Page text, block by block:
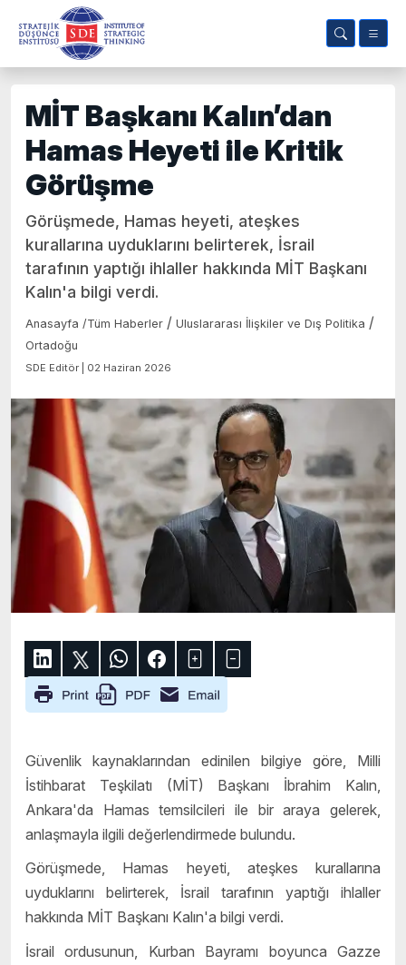
MİT Başkanı Kalın’dan
Hamas Heyeti ile Kritik
Görüşme
Görüşmede, Hamas heyeti, ateşkes
kurallarına uyduklarını belirterek, İsrail
tarafının yaptığı ihlaller hakkında MİT Başkanı
Kalın'a bilgi verdi.
Anasayfa /Tüm Haberler / Uluslararası İlişkiler ve Dış Politika /
Ortadoğu
SDE Editör | 02 Haziran 2026
Güvenlik kaynaklarından edinilen bilgiye göre, Milli
İstihbarat Teşkilatı (MİT) Başkanı İbrahim Kalın,
Ankara'da Hamas temsilcileri ile bir araya gelerek,
anlaşmayla ilgili değerlendirmede bulundu.
Görüşmede, Hamas heyeti, ateşkes kurallarına
uyduklarını belirterek, İsrail tarafının yaptığı ihlaller
hakkında MİT Başkanı Kalın'a bilgi verdi.
İsrail ordusunun, Kurban Bayramı boyunca Gazze